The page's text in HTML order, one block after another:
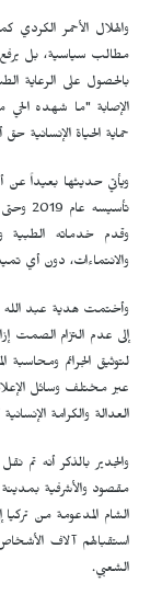
والهلال الأحمر الكردي
مطالب سياسية، بل يرفع
بالحصول على الرعاية
الإصابة "ما شهده
حماية الحياة الإنسانية
ويأتي حديثها بعيداً عن
وقدم خدماته الطبية
والانتماءات، دون أي
وأختمت هدية عبد الله
إلى عدم التزام الصمت
لتوثيق الجرائم ومحاسبة
عبر مختلف وسائل
العدالة والكرامة
والجدير بالذكر أنه تم
مقصود والأشرفية
الشام المدعومة من
استقبالهم آلاف
الشعبي.